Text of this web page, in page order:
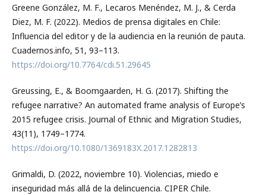
Greene González, M. F., Lecaros Menéndez, M. J., & Cerda
Diez, M. F. (2022). Medios de prensa digitales en Chile:
Influencia del editor y de la audiencia en la reunión de pauta.
Cuadernos.info, 51, 93–113.
https://doi.org/10.7764/cdi.51.29645
Greussing, E., & Boomgaarden, H. G. (2017). Shifting the
refugee narrative? An automated frame analysis of Europe’s
2015 refugee crisis. Journal of Ethnic and Migration Studies,
43(11), 1749–1774.
https://doi.org/10.1080/1369183X.2017.1282813
Grimaldi, D. (2022, noviembre 10). Violencias, miedo e
inseguridad más allá de la delincuencia. CIPER Chile.